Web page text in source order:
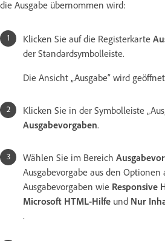
die Ausgabe übernommen wird:
Klicken Sie auf die Registerkarte
der Standardsymbolleiste.
Die Ansicht „Ausgabe“ wird
Klicken Sie in der Symbolleiste
Ausgabevorgaben.
Wählen Sie im Bereich
Ausgabevorgabe aus den Optionen
Ausgabevorgaben wie Responsive
Microsoft HTML-Hilfe und Nur
.